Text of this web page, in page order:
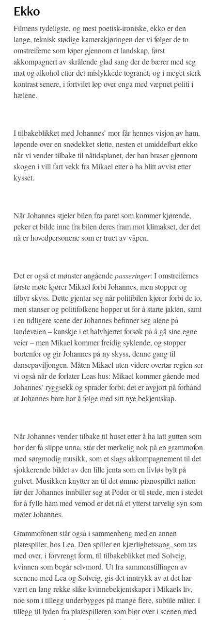
Ekko
Filmens tydeligste, og mest poetisk-ironiske, ekko er den
lange, teknisk stødige kamerakjøringen der vi følger de to
omstreiferne som løper gjennom et landskap, først
akkompagnert av skrålende glad sang der de bærer med seg
mat og alkohol etter det mislykkede togranet, og i meget sterk
kontrast senere, i fortvilet løp over enga med væpnet politi i
hælene.
I tilbakeblikket med Johannes’ mor får hennes visjon av ham,
løpende over en snødekket slette, nesten et umiddelbart ekko
når vi vender tilbake til nåtidsplanet, der han braser gjennom
skogen i vill fart vekk fra Mikael etter å ha blitt avvist etter
kysset.
Når Johannes stjeler bilen fra paret som kommer kjørende,
peker et bilde inne fra bilen deres fram mot klimakset, der det
nå er hovedpersonene som er truet av våpen.
Det er også et mønster angåendepasseringer: I omstreifernes
første møte kjører Mikael forbi Johannes, men stopper og
tilbyr skyss. Dette gjentar seg når politibilen kjører forbi de to,
men stanser og politifolkene hopper ut for å starte jakten, samt
i en tidligere scene der Johannes befinner seg alene på
landeveien – kanskje i et halvhjertet forsøk på å gå sine egne
veier – men Mikael kommer freidig syklende, og stopper
bortenfor og gir Johannes på ny skyss, denne gang til
dansepaviljongen. Måten Mikael uten videre overtar regien ser
vi også når de forlater Leas hus: Mikael kommer gående med
Johannes’ ryggsekk og sprader forbi; det er avgjort på forhånd
at Johannes bare har å følge med sitt nye bekjentskap.
Når Johannes vender tilbake til huset etter å ha latt gutten som
bor der få slippe unna, står det merkelig nok på en grammofon
med sørgmodig musikk, som et slags akkompagnement til det
sjokkerende bildet av den lille jenta som en livløs bylt på
gulvet. Musikken knytter an til det ømme pianospillet natten
før der Johannes innbiller seg at Peder er til stede, men i stedet
for å fylle ham med vemod er det nå et ytterst tarvelig syn som
møter Johannes.
Grammofonen står også i sammenheng med en annen
platespiller, hos Lea. Den spiller en kjærlighetssang, som tas
med over, i forvrengt form, til tilbakeblikket med Solveig,
kvinnen som begår selvmord. Ut fra sammenstillingen av
scenene med Lea og Solveig, gis det inntrykk av at det har
vært en lang rekke slike kvinnebekjentskaper i Mikaels liv,
noe som i tillegg underbygges på mange flere, subtile måter. I
tillegg til lyden fra platespilleren som blør over i scenen med